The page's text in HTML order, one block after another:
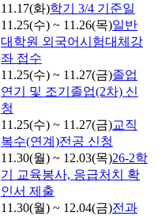
11.17(화)학기 3/4 기준일
11.25(수) ~ 11.26(목)일반
대학원 외국어시험대체강
좌 접수
11.25(수) ~ 11.27(금)졸업
연기 및 조기졸업(2차) 신
청
11.25(수) ~ 11.27(금)교직
복수(연계)전공 신청
11.30(월) ~ 12.03(목)26-2학
기 교육봉사, 응급처치 확
인서 제출
11.30(월) ~ 12.04(금)전과